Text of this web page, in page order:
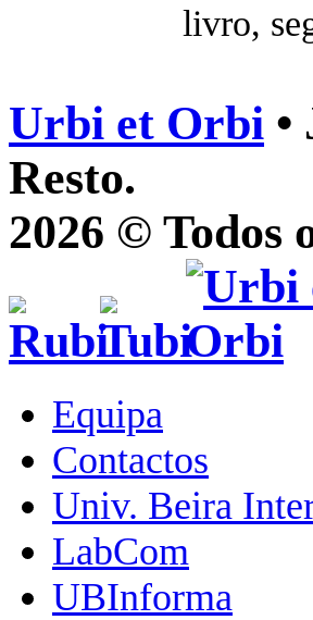
livro,
Urbi et Orbi
Resto.
2026 © Todos
Equipa
Contactos
Univ. Beira
LabCom
UBInforma